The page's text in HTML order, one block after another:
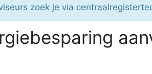
zoek je via